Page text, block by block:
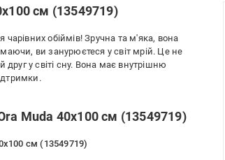
см (13549719)
обіймів! Зручна та м'яка, вона
ви занурюєтеся у світ мрій. Це не
у світі сну. Вона має внутрішню
Muda 40х100 см (13549719)
см (13549719)